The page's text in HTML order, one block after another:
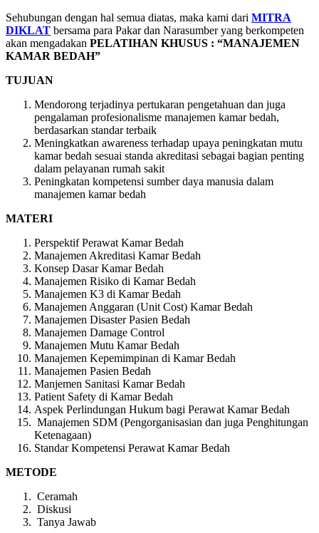
Sehubungan dengan hal semua diatas, maka kami dari MITRA
DIKLAT bersama para Pakar dan Narasumber yang berkompeten
akan mengadakan PELATIHAN KHUSUS : “MANAJEMEN
KAMAR BEDAH”
TUJUAN
Mendorong terjadinya pertukaran pengetahuan dan juga
pengalaman profesionalisme manajemen kamar bedah,
berdasarkan standar terbaik
Meningkatkan awareness terhadap upaya peningkatan mutu
kamar bedah sesuai standa akreditasi sebagai bagian penting
dalam pelayanan rumah sakit
Peningkatan kompetensi sumber daya manusia dalam
manajemen kamar bedah
MATERI
Perspektif Perawat Kamar Bedah
Manajemen Akreditasi Kamar Bedah
Konsep Dasar Kamar Bedah
Manajemen Risiko di Kamar Bedah
Manajemen K3 di Kamar Bedah
Manajemen Anggaran (Unit Cost) Kamar Bedah
Manajemen Disaster Pasien Bedah
Manajemen Damage Control
Manajemen Mutu Kamar Bedah
Manajemen Kepemimpinan di Kamar Bedah
Manajemen Pasien Bedah
Manjemen Sanitasi Kamar Bedah
Patient Safety di Kamar Bedah
Aspek Perlindungan Hukum bagi Perawat Kamar Bedah
Manajemen SDM (Pengorganisasian dan juga Penghitungan
Ketenagaan)
Standar Kompetensi Perawat Kamar Bedah
METODE
Ceramah
Diskusi
Tanya Jawab